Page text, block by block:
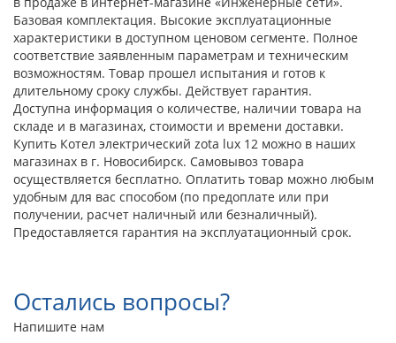
Базовая комплектация. Высокие эксплуатационные
характеристики в доступном ценовом сегменте. Полное
соответствие заявленным параметрам и техническим
возможностям. Товар прошел испытания и готов к
длительному сроку службы. Действует гарантия.
Доступна информация о количестве, наличии товара на
складе и в магазинах, стоимости и времени доставки.
Купить Котел электрический zota lux 12 можно в наших
магазинах в г. Новосибирск. Самовывоз товара
осуществляется бесплатно. Оплатить товар можно любым
удобным для вас способом (по предоплате или при
получении, расчет наличный или безналичный).
Предоставляется гарантия на эксплуатационный срок.
Остались вопросы?
Напишите нам